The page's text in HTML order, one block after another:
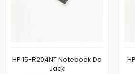
HP 15-R204NT Notebook Dc
Jack